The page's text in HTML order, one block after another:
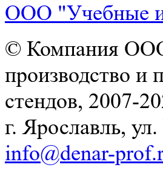
ООО "Учебные и
© Компания
производство и
стендов, 2007-
г. Ярославль,
info@denar-